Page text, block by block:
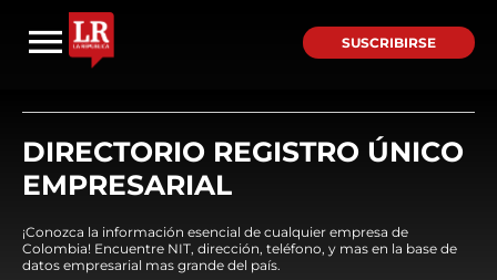
SUSCRIBIRSE
DIRECTORIO REGISTRO ÚNICO
EMPRESARIAL
¡Conozca la información esencial de cualquier empresa de
Colombia! Encuentre NIT, dirección, teléfono, y mas en la base de
datos empresarial mas grande del país.